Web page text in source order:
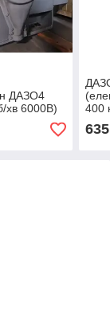
ДАЗО4
хв 6000В)
400